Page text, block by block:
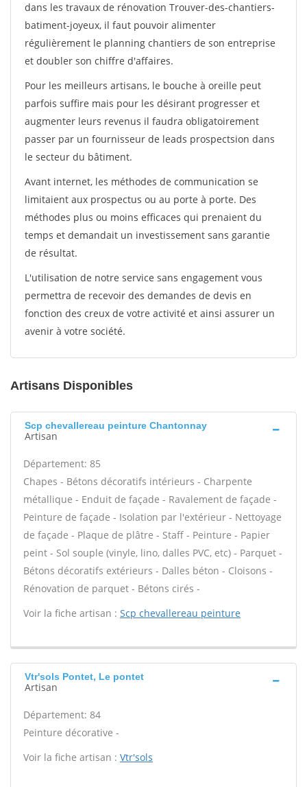
dans les travaux de rénovation Trouver-des-chantiers-
batiment-joyeux, il faut pouvoir alimenter
régulièrement le planning chantiers de son entreprise
et doubler son chiffre d'affaires.
Pour les meilleurs artisans, le bouche à oreille peut
parfois suffire mais pour les désirant progresser et
augmenter leurs revenus il faudra obligatoirement
passer par un fournisseur de leads prospectsion dans
le secteur du bâtiment.
Avant internet, les méthodes de communication se
limitaient aux prospectus ou au porte à porte. Des
méthodes plus ou moins efficaces qui prenaient du
temps et demandait un investissement sans garantie
de résultat.
L'utilisation de notre service sans engagement vous
permettra de recevoir des demandes de devis en
fonction des creux de votre activité et ainsi assurer un
avenir à votre société.
Artisans Disponibles
Scp chevallereau peinture Chantonnay
Artisan
Département: 85
Chapes - Bétons décoratifs intérieurs - Charpente
métallique - Enduit de façade - Ravalement de façade -
Peinture de façade - Isolation par l'extérieur - Nettoyage
de façade - Plaque de plâtre - Staff - Peinture - Papier
peint - Sol souple (vinyle, lino, dalles PVC, etc) - Parquet -
Bétons décoratifs extérieurs - Dalles béton - Cloisons -
Rénovation de parquet - Bétons cirés -
Voir la fiche artisan : Scp chevallereau peinture
Vtr'sols Pontet, Le pontet
Artisan
Département: 84
Peinture décorative -
Voir la fiche artisan : Vtr'sols